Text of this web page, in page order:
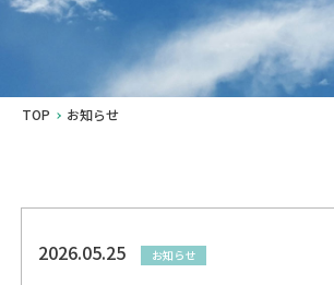
TOP お知らせ
2026.05.25 お知らせ